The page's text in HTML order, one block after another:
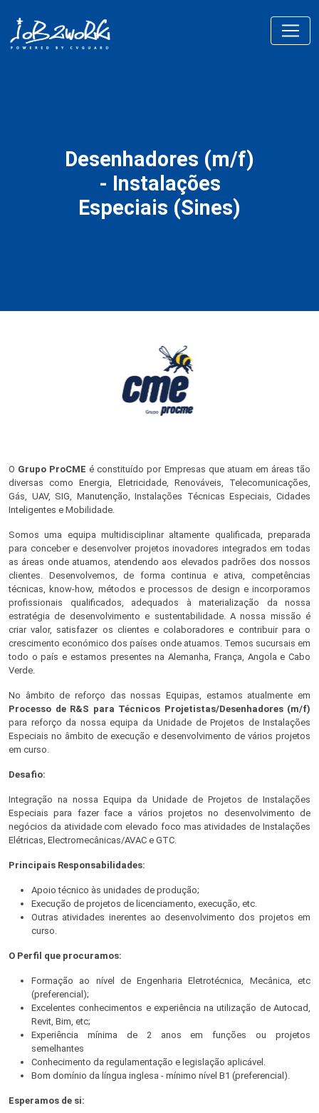
Desenhadores (m/f)
- Instalações
Especiais (Sines)
O Grupo ProCME é constituído por Empresas que atuam em áreas tão
diversas como Energia, Eletricidade, Renováveis, Telecomunicações,
Gás, UAV, SIG, Manutenção, Instalações Técnicas Especiais, Cidades
Inteligentes e Mobilidade.
Somos uma equipa multidisciplinar altamente qualificada, preparada
para conceber e desenvolver projetos inovadores integrados em todas
as áreas onde atuamos, atendendo aos elevados padrões dos nossos
clientes. Desenvolvemos, de forma continua e ativa, competências
técnicas, know-how, métodos e processos de design e incorporamos
profissionais qualificados, adequados à materialização da nossa
estratégia de desenvolvimento e sustentabilidade. A nossa missão é
criar valor, satisfazer os clientes e colaboradores e contribuir para o
crescimento económico dos países onde atuamos. Temos sucursais em
todo o país e estamos presentes na Alemanha, França, Angola e Cabo
Verde.
No âmbito de reforço das nossas Equipas, estamos atualmente em
Processo de R&S para Técnicos Projetistas/Desenhadores (m/f)
para reforço da nossa equipa da Unidade de Projetos de Instalações
Especiais no âmbito de execução e desenvolvimento de vários projetos
em curso.
Desafio:
Integração na nossa Equipa da Unidade de Projetos de Instalações
Especiais para fazer face a vários projetos no desenvolvimento de
negócios da atividade com elevado foco mas atividades de Instalações
Elétricas, Electromecânicas/AVAC e GTC.
Principais Responsabilidades:
Apoio técnico às unidades de produção;
Execução de projetos de licenciamento, execução, etc.
Outras atividades inerentes ao desenvolvimento dos projetos em
curso.
O Perfil que procuramos:
Formação ao nível de Engenharia Eletrotécnica, Mecânica, etc
(preferencial);
Excelentes conhecimentos e experiência na utilização de Autocad,
Revit, Bim, etc;
Experiência mínima de 2 anos em funções ou projetos
semelhantes
Conhecimento da regulamentação e legislação aplicável.
Bom domínio da língua inglesa - mínimo nível B1 (preferencial).
Esperamos de si: